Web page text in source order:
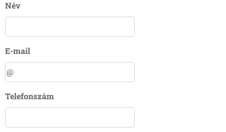
Név
E-mail
Telefonszám